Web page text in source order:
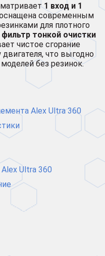
1 вход и 1
современным
для плотного
фильтр тонкой очистки
чистое сгорание
что выгодно
без резинок.
Alex Ultra 360
Ultra 360